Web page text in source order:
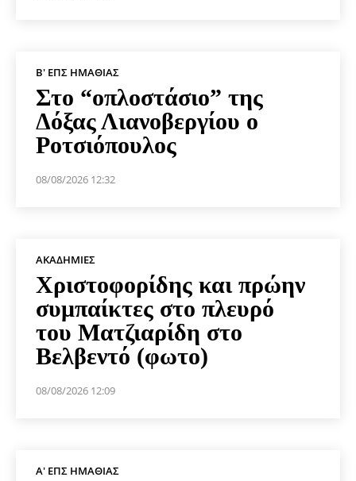
Β' ΕΠΣ ΗΜΑΘΊΑΣ
Στο “οπλοστάσιο” της
Δόξας Λιανοβεργίου ο
Ροτσιόπουλος
08/08/2026 12:32
ΑΚΑΔΗΜΊΕΣ
Χριστοφορίδης και πρώην
συμπαίκτες στο πλευρό
του Ματζιαρίδη στο
Βελβεντό (φωτο)
08/08/2026 12:09
Α' ΕΠΣ ΗΜΑΘΊΑΣ